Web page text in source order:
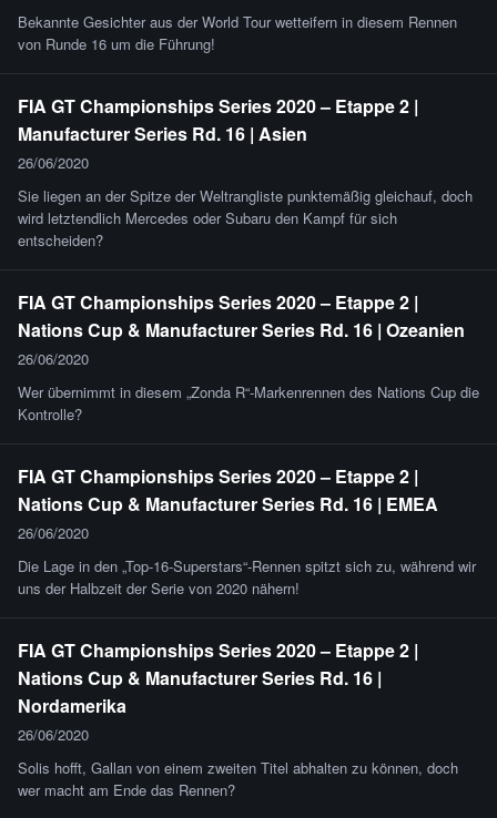
Bekannte Gesichter aus der World Tour wetteifern in diesem Rennen
von Runde 16 um die Führung!
FIA GT Championships Series 2020 – Etappe 2 |
Manufacturer Series Rd. 16 | Asien
26/06/2020
Sie liegen an der Spitze der Weltrangliste punktemäßig gleichauf, doch
wird letztendlich Mercedes oder Subaru den Kampf für sich
entscheiden?
FIA GT Championships Series 2020 – Etappe 2 |
Nations Cup & Manufacturer Series Rd. 16 | Ozeanien
26/06/2020
Wer übernimmt in diesem „Zonda R“-Markenrennen des Nations Cup die
Kontrolle?
FIA GT Championships Series 2020 – Etappe 2 |
Nations Cup & Manufacturer Series Rd. 16 | EMEA
26/06/2020
Die Lage in den „Top-16-Superstars“-Rennen spitzt sich zu, während wir
uns der Halbzeit der Serie von 2020 nähern!
FIA GT Championships Series 2020 – Etappe 2 |
Nations Cup & Manufacturer Series Rd. 16 |
Nordamerika
26/06/2020
Solis hofft, Gallan von einem zweiten Titel abhalten zu können, doch
wer macht am Ende das Rennen?